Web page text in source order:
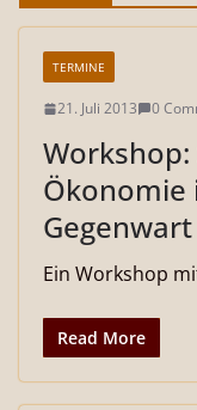
TERMINE
21. Juli 2013 0
Ökonomie
Gegenwart
Ein Workshop
Read More